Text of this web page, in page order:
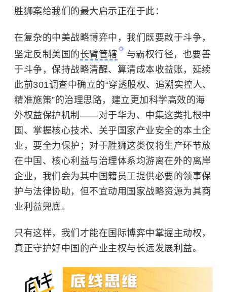
胜狮案给我们的最大启示正在于此：
在复杂的中美战略博弈中，我们既要敢于斗争，
坚定反制美国的长臂管辖
与霸权行径，也要善
于斗争，保持战略清醒、算清成本收益账，延续
此前301调查中确立的“穿透股权、追溯实控人、
精准施策”的治理思路，建立更加科学高效的海
外权益保护机制——对于华为、中集这类扎根中
国、掌握核心技术、关乎国家产业安全的本土企
业，要全力保护；对于胜狮这类仅将生产环节放
在中国、核心利益与治理体系均游离在外的离岸
企业，我们会为其中国籍员工提供必要的领事保
护与法律协助，但不宜动用国家战略资源为其商
业利益兜底。
只有这样，我们才能在国际博弈中掌握主动权，
真正守护好中国的产业主权与长远发展利益。